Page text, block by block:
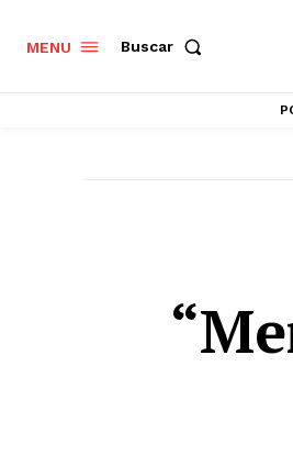
MENU Buscar